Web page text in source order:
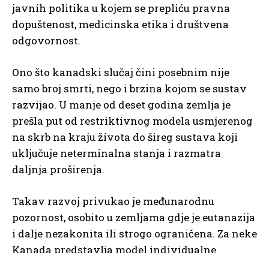
javnih politika u kojem se prepliću pravna
dopuštenost, medicinska etika i društvena
odgovornost.
Ono što kanadski slučaj čini posebnim nije
samo broj smrti, nego i brzina kojom se sustav
razvijao. U manje od deset godina zemlja je
prešla put od restriktivnog modela usmjerenog
na skrb na kraju života do šireg sustava koji
uključuje neterminalna stanja i razmatra
daljnja proširenja.
Takav razvoj privukao je međunarodnu
pozornost, osobito u zemljama gdje je eutanazija
i dalje nezakonita ili strogo ograničena. Za neke
Kanada predstavlja model individualne